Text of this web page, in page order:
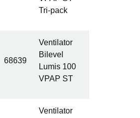
Tri-pack
68639
Ventilator
Bilevel
Lumis 100
VPAP ST
Ventilator